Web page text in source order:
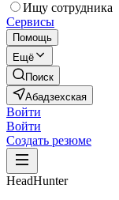
Ищу сотрудника
Сервисы
Помощь
Ещё
Поиск
Абадзехская
Войти
Войти
Создать резюме
HeadHunter